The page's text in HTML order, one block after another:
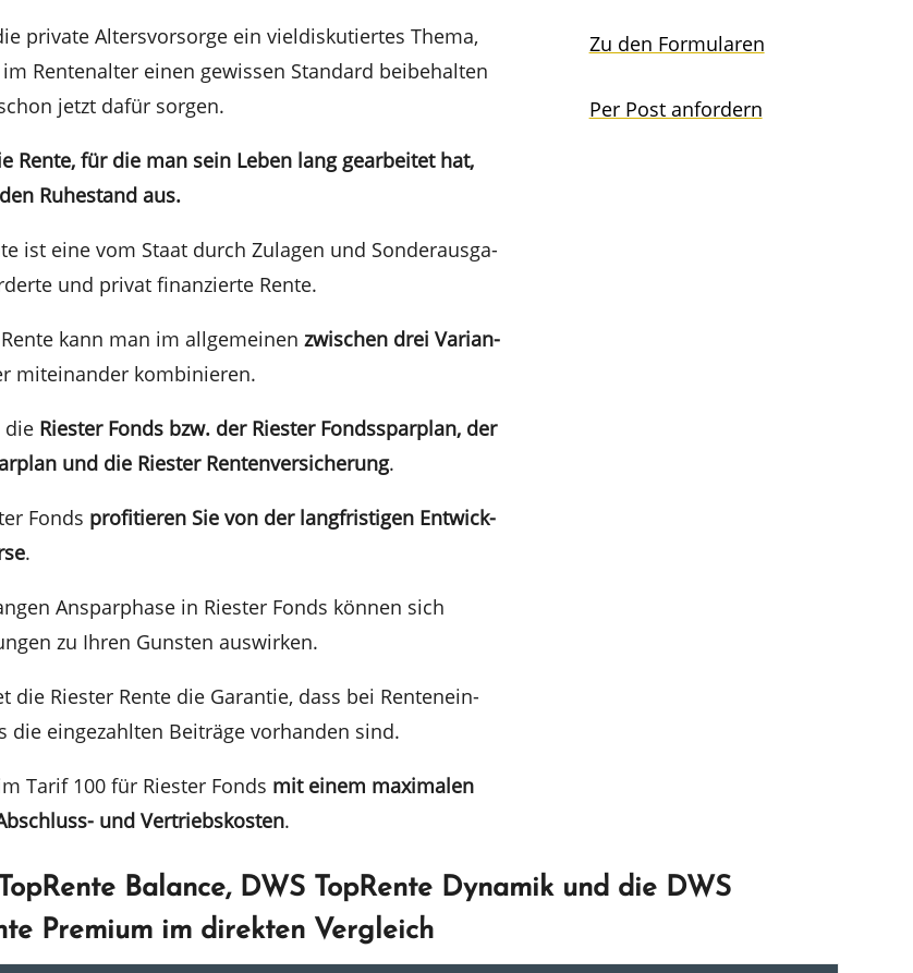
priva­te Alters­vor­sor­ge ein vieldis­ku­tier­tes Thema,
Renten­al­ter einen gewis­sen Standard beibe­hal­ten
jetzt dafür sorgen.
Rente, für die man sein Leben lang gearbei­tet hat,
Ruhestand aus.
ist eine vom Staat durch Zulagen und Sonder­aus­ga­
und privat finan­zier­te Rente.
kann man im allge­mei­nen zwischen drei Varian­
mitein­an­der kombinieren.
die Riester Fonds bzw. der Riester Fonds­spar­plan, der
und die Riester Renten­ver­si­che­rung.
Fonds profi­tie­ren Sie von der langfris­ti­gen Entwick­
.
Anspar­pha­se in Riester Fonds können sich
zu Ihren Gunsten auswirken.
die Riester Rente die Garan­tie, dass bei Renten­ein­
die einge­zahl­ten Beiträ­ge vorhan­den sind.
Tarif 100 für Riester Fonds mit einem maxima­len
und Vertriebs­kos­ten.
Zu den Formularen
Per Post anfordern
Balance, DWS TopRente Dynamik und die DWS
Premium im direkten Vergleich